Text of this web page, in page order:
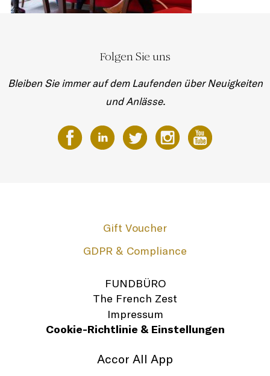
Folgen Sie uns
Bleiben Sie immer auf dem Laufenden über Neuigkeiten
und Anlässe.
Gift Voucher
GDPR & Compliance
FUNDBÜRO
The French Zest
Impressum
Cookie-Richtlinie & Einstellungen
Accor All App